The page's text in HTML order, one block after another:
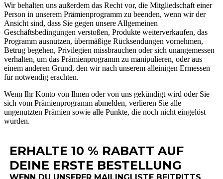
Wir behalten uns außerdem das Recht vor, die Mitgliedschaft einer
Person in unserem Prämienprogramm zu beenden, wenn wir der
Ansicht sind, dass Sie gegen unsere Allgemeinen
Geschäftsbedingungen verstoßen, Produkte weiterverkaufen, das
Programm ausnutzen, übermäßige Rücksendungen vornehmen,
Betrug begehen, Privilegien missbrauchen oder sich unangemessen
verhalten, um das Prämienprogramm zu manipulieren, oder aus
einem anderen Grund, den wir nach unserem alleinigen Ermessen
für notwendig erachten.
Wenn Ihr Konto von Ihnen oder von uns gekündigt wird oder Sie
sich vom Prämienprogramm abmelden, verlieren Sie alle
ungenutzten Prämien sowie alle Punkte, die noch nicht eingelöst
wurden.
ERHALTE 10 % RABATT AUF
DEINE ERSTE BESTELLUNG
WENN DU UNSERER MAILINGLISTE BEITRITTS